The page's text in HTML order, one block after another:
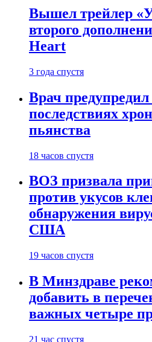
Вышел трейлер
второго
Heart
3 года спустя
Врач
последствиях
пьянства
18 часов спустя
ВОЗ призвала
против укусов
обнаружения
США
19 часов спустя
В Минздраве
добавить в
важных четыре
21 час спустя